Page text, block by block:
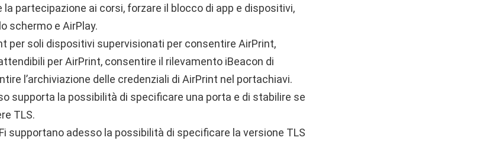
partecipazione ai corsi, forzare il blocco di app e dispositivi,
schermo e AirPlay.
per soli dispositivi supervisionati per consentire AirPrint,
per AirPrint, consentire il rilevamento iBeacon di
l’archiviazione delle credenziali di AirPrint nel portachiavi.
supporta la possibilità di specificare una porta e di stabilire se
TLS.
supportano adesso la possibilità di specificare la versione TLS